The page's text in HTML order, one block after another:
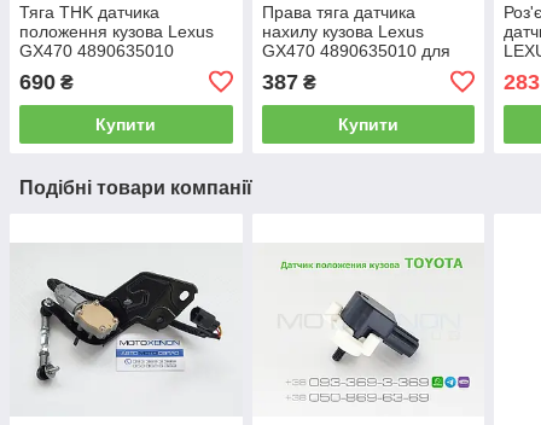
Тяга THK датчика
положення кузова Lexus
GX470 4890635010
8940760022 задня права
(Японія)
690 ₴
Купити
Права тяга датчика
нахилу кузова Lexus
GX470 4890635010 для
8940760022 тяжка рівня
положення висоти
387₴
Купити
Подібні товари компанії